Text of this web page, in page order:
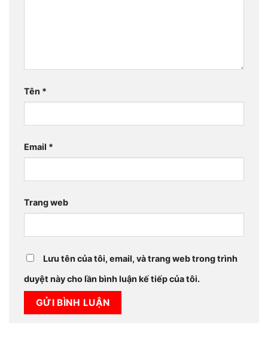
Tên *
Email *
Trang web
Lưu tên của tôi, email, và trang web trong trình
duyệt này cho lần bình luận kế tiếp của tôi.